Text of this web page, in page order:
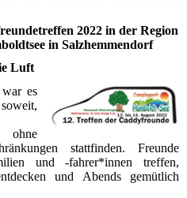
2022 in der Region
in Salzhemmendorf
Luft
es
ohne
stattfinden. Freunde
und -fahrer*innen treffen,
und Abends gemütlich